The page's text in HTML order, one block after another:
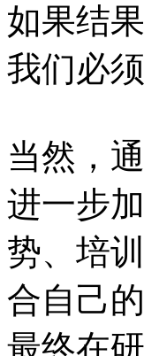
如果结
我们必
当然，
进一步
势、培
合自己
最终在